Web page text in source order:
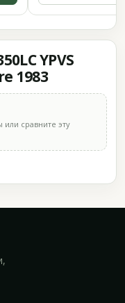
YPVS
1983
или сравните эту